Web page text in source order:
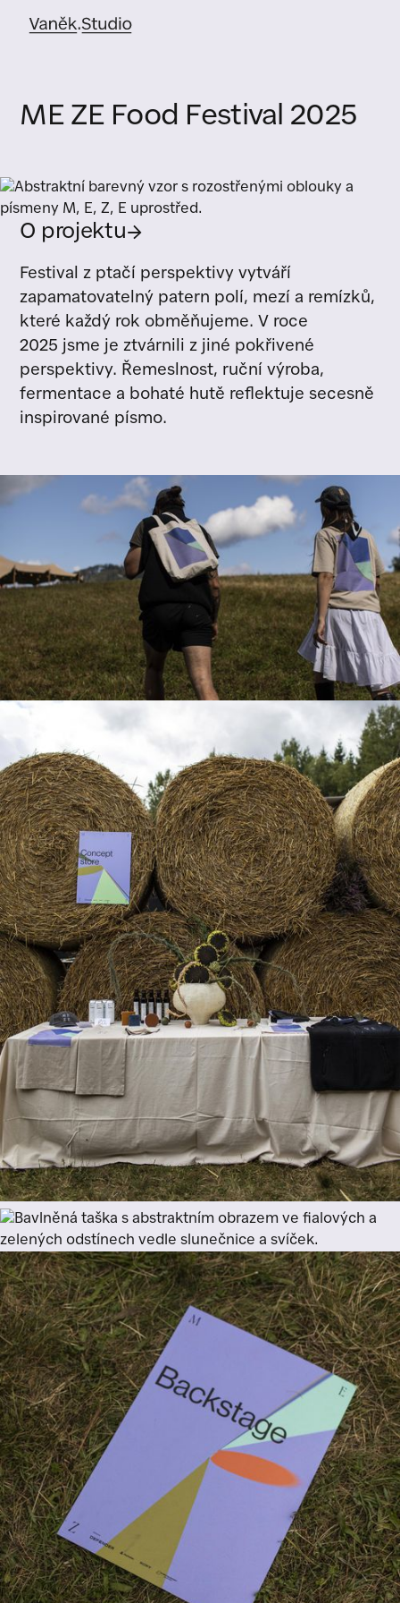
ME ZE Food Festival 2025
O projektu→
Festival z ptačí perspektivy vytváří
zapamatovatelný patern polí, mezí a remízků,
které každý rok obměňujeme. V roce
2025 jsme je ztvárnili z jiné pokřivené
perspektivy. Řemeslnost, ruční výroba,
fermentace a bohaté hutě reflektuje secesně
inspirované písmo.